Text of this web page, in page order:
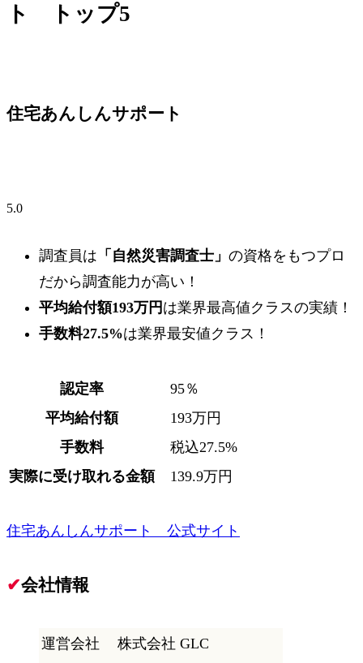
ト トップ5
住宅あんしんサポート
5.0
調査員は 「自然災害調査士」 の資格をもつプロ
だから調査能力が高い！
平均給付額193万円 は業界最高値クラスの実績！
手数料27.5%は業界最安値クラス！
認定率
95％
平均給付額
193万円
手数料
税込27.5%
実際に受け取れる金額
139.9万円
住宅あんしんサポート 公式サイト
✔会社情報
運営会社
株式会社 GLC